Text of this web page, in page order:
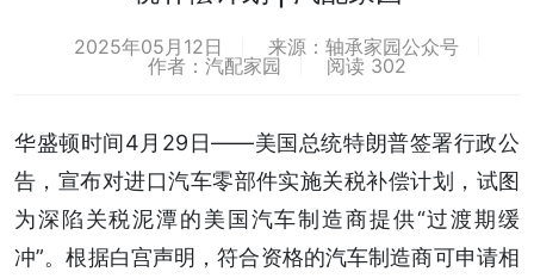
2025年05月12日
来源：轴承家园公众号
作者：汽配家园
阅读 302
华盛顿时间4月29日——美国总统特朗普签署行政公
告，宣布对进口汽车零部件实施关税补偿计划，试图
为深陷关税泥潭的美国汽车制造商提供“过渡期缓
冲”。根据白宫声明，符合资格的汽车制造商可申请相